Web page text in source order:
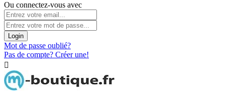
Ou connectez-vous avec
Login
Mot de passe oublié?
Pas de compte? Créer une!
